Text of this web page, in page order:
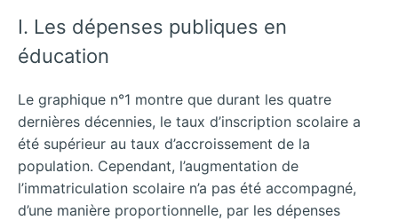
I. Les dépenses publiques en
éducation
Le graphique n°1 montre que durant les quatre
dernières décennies, le taux d’inscription scolaire a
été supérieur au taux d’accroissement de la
population. Cependant, l’augmentation de
l’immatriculation scolaire n’a pas été accompagné,
d’une manière proportionnelle, par les dépenses